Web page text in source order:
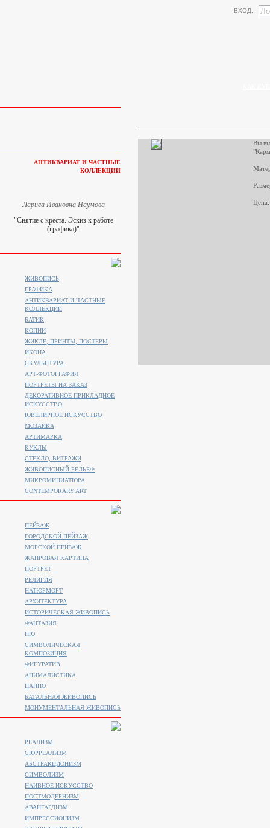
ВХОД:
Вы
АНТИКВАРИАТ И ЧАСТНЫЕ
КОЛЛЕКЦИИ
Лариса Ивановна Наумова
"Снятие с креста. Эскиз к работе
(графика)"
ЖИВОПИСЬ
ГРАФИКА
АНТИКВАРИАТ И ЧАСТНЫЕ
КОЛЛЕКЦИИ
БАТИК
КОПИИ
ЖИКЛЕ, ПРИНТЫ, ПОСТЕРЫ
ИКОНА
СКУЛЬПТУРА
АРТ-ФОТОГРАФИЯ
ПОРТРЕТЫ НА ЗАКАЗ
ДЕКОРАТИВНОЕ-ПРИКЛАДНОЕ
ИСКУССТВО
ЮВЕЛИРНОЕ ИСКУССТВО
МОЗАИКА
АРТИМАРКА
КУКЛЫ
СТЕКЛО, ВИТРАЖИ
ЖИВОПИСНЫЙ РЕЛЬЕФ
МИКРОМИНИАТЮРА
CONTEMPORARY ART
ПЕЙЗАЖ
ГОРОДСКОЙ ПЕЙЗАЖ
МОРСКОЙ ПЕЙЗАЖ
ЖАНРОВАЯ КАРТИНА
ПОРТРЕТ
РЕЛИГИЯ
НАТЮРМОРТ
АРХИТЕКТУРА
ИСТОРИЧЕСКАЯ ЖИВОПИСЬ
ФАНТАЗИЯ
НЮ
СИМВОЛИЧЕСКАЯ
КОМПОЗИЦИЯ
ФИГУРАТИВ
АНИМАЛИСТИКA
ПАННО
БАТАЛЬНАЯ ЖИВОПИСЬ
МОНУМЕНТАЛЬНАЯ ЖИВОПИСЬ
РЕАЛИЗМ
СЮРРЕАЛИЗМ
АБСТРАКЦИОНИЗМ
СИМВОЛИЗМ
НАИВНОЕ ИСКУССТВО
ПОСТМОДЕРНИЗМ
АВАНГАРДИЗМ
ИМПРЕССИОНИЗМ